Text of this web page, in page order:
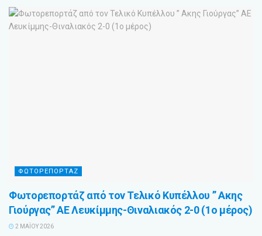
ΦΩΤΟΡΕΠΟΡΤΑΖ
Φωτορεπορτάζ από τον Τελικό Κυπέλλου ” Ακης
Γιούργας” ΑΕ Λευκίμμης-Θιναλιακός 2-0 (1ο μέρος)
2 ΜΑΪ́ΟΥ 2026